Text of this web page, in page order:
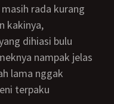
kakinya,
dihiasi bulu
nampak jelas
lama nggak
terpaku